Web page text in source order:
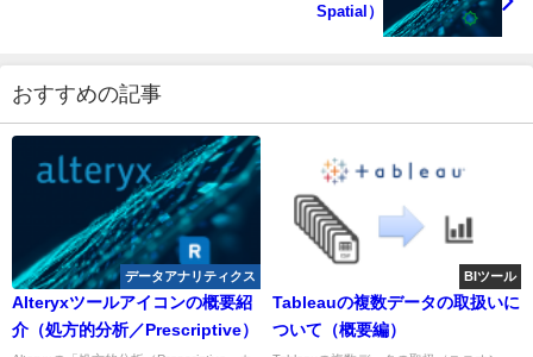
Spatial）
おすすめの記事
データアナリティクス
Alteryxツールアイコンの概要紹
介（処方的分析／Prescriptive）
BIツール
Tableauの複数データの取扱いに
ついて（概要編）